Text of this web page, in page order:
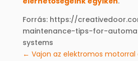
Forrás: https://
maintenance-tips-for-
systems
← Vajon az elektromos